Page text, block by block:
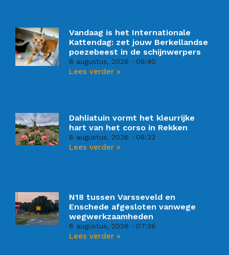
Vandaag is het Internationale
Kattendag: zet jouw Berkellandse
poezebeest in de schijnwerpers
8 augustus, 2026 08:40
Lees verder »
Dahliatuin vormt het kleurrijke
hart van het corso in Rekken
8 augustus, 2026 08:32
Lees verder »
N18 tussen Varsseveld en
Enschede afgesloten vanwege
wegwerkzaamheden
8 augustus, 2026 07:36
Lees verder »